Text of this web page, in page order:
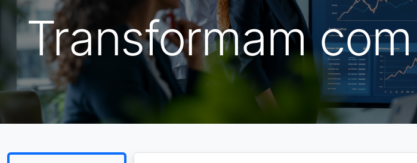
Transformam